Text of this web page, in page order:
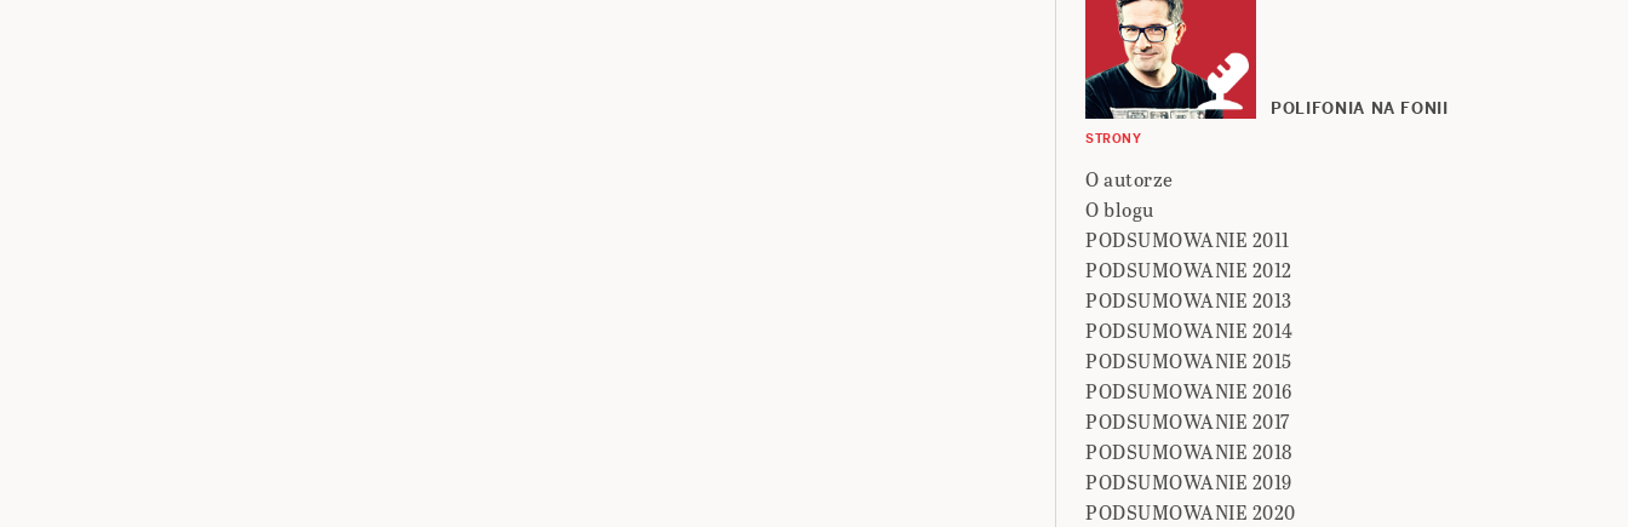
POLIFONIA NA FONII
STRONY
O autorze
O blogu
PODSUMOWANIE 2011
PODSUMOWANIE 2012
PODSUMOWANIE 2013
PODSUMOWANIE 2014
PODSUMOWANIE 2015
PODSUMOWANIE 2016
PODSUMOWANIE 2017
PODSUMOWANIE 2018
PODSUMOWANIE 2019
PODSUMOWANIE 2020